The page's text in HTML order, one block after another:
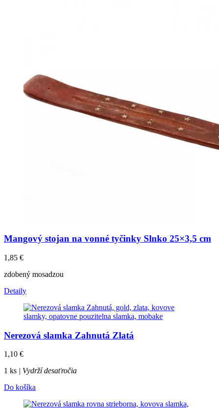
Mangový stojan na vonné tyčinky Slnko 25×3,5 cm
1,85 €
zdobený mosadzou
Detaily
Nerezová slamka Zahnutá Zlatá
1,10 €
1 ks | Vydrží desaťročia
Do košíka